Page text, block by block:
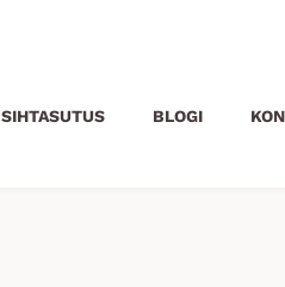
SIHTASUTUS BLOGI